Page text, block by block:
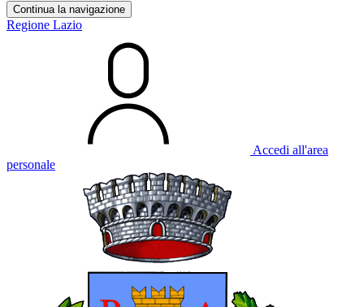
Continua la navigazione
Regione Lazio
Accedi all'area
personale